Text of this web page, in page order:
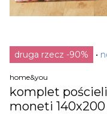
druga rzecz -90%
home&you
komplet
moneti